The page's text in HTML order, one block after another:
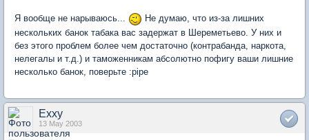
Я вообще не нарываюсь...
Не думаю, что из-за лишних
нескольких банок табака вас задержат в Шереметьево. У них и
без этого проблем более чем достаточно (контрабанда, наркота,
нелегалы и т.д.) и таможенникам абсолютно пофигу ваши лишние
несколько банок, поверьте :pipe
Exxy
13 May 2003